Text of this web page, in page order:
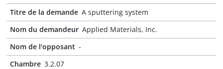
Titre de la demande A sputtering system
Nom du demandeur Applied Materials, Inc.
Nom de l'opposant -
Chambre 3.2.07